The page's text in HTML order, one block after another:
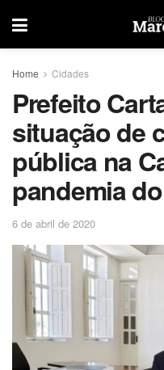
Home Cidades
Prefeito
situação de
pública na
pandemia
6 de abril de 2020